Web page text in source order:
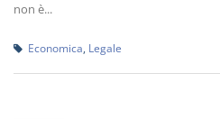
non è...
Economica Legale